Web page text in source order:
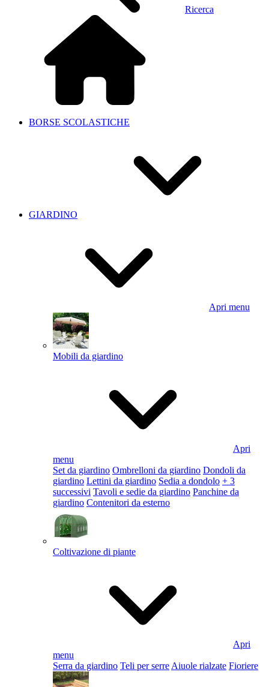
Ricerca
BORSE SCOLASTICHE
GIARDINO
Apri menu
Mobili da giardino
Apri
menu
Set da giardino Ombrelloni da giardino Dondoli da
giardino Lettini da giardino Sedia a dondolo + 3
successivi Tavoli e sedie da giardino Panchine da
giardino Contenitori da esterno
Coltivazione di piante
Apri
menu
Serra da giardino Teli per serre Aiuole rialzate Fioriere